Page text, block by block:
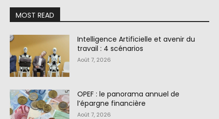
MOST READ
Intelligence Artificielle et avenir du
travail : 4 scénarios
Août 7, 2026
OPEF : le panorama annuel de
l’épargne financière
Août 7, 2026